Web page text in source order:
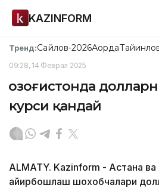
KAZINFORM
Тренд:Сайлов-2026Ақорда
09:28, 14 Феврал 2025
Қозоғистонда
курси қандай
ALMATY. Kazinform - Астана
айирбошлаш шохобчалари